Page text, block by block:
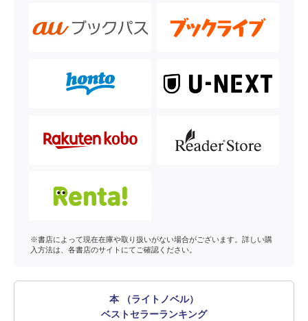
※書店によって現在在庫や取り扱いがない場合がございます。詳しい購
入方法は、各書店のサイトにてご確認ください。
本 （ライトノベル）
ベストセラーランキング